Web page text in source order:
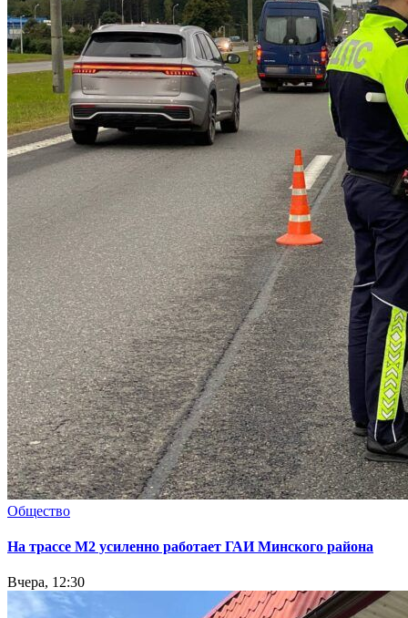
Общество
На трассе М2 усиленно работает ГАИ Минского района
Вчера, 12:30